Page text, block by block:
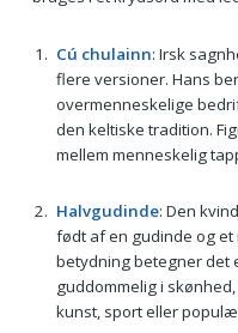
Cú chulainn: Irsk
flere versioner. Hans
overmenneskelige
den keltiske tradition.
mellem menneskelig
Halvgudinde: Den
født af en gudinde og
betydning betegner det
guddommelig i
kunst, sport eller